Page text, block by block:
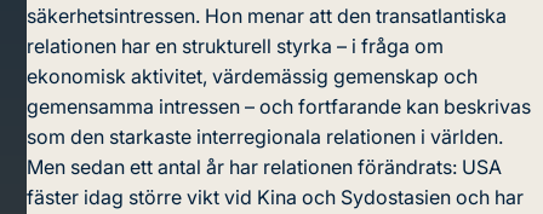
säkerhetsintressen. Hon menar att den transatlantiska
relationen har en strukturell styrka – i fråga om
ekonomisk aktivitet, värdemässig gemenskap och
gemensamma intressen – och fortfarande kan beskrivas
som den starkaste interregionala relationen i världen.
Men sedan ett antal år har relationen förändrats: USA
fäster idag större vikt vid Kina och Sydostasien och har